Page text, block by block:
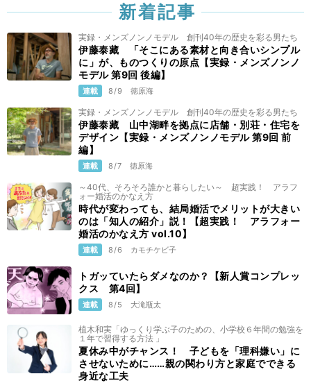
新着記事
実録・メンズノンノモデル 創刊40年の歴史を彩る男たち
伊藤泰藏 「そこにある素材と向き合いシンプル
に」が、ものつくりの原点【実録・メンズノンノ
モデル 第9回 後編】
連載 8/9 徳原海
実録・メンズノンノモデル 創刊40年の歴史を彩る男たち
伊藤泰藏 山中湖畔を拠点に店舗・別荘・住宅を
デザイン【実録・メンズノンノモデル 第9回 前
編】
連載 8/7 徳原海
～40代、そろそろ誰かと暮らしたい～ 超実践！ アラフ
ォー婚活のかなえ方
時代が変わっても、結局婚活でメリットが大きい
のは「知人の紹介」説！【超実践！ アラフォー
婚活のかなえ方 vol.10】
連載 8/6 カモチケビ子
トガッていたらダメなのか？【新人賞コンプレッ
クス 第4回】
連載 8/5 大滝瓶太
植木和実「ゆっくり学ぶ子のための、小学校６年間の勉強を
１年で習得する方法 」
夏休み中がチャンス！ 子どもを「理科嫌い」に
させないために……親の関わり方と家庭でできる
身近な工夫